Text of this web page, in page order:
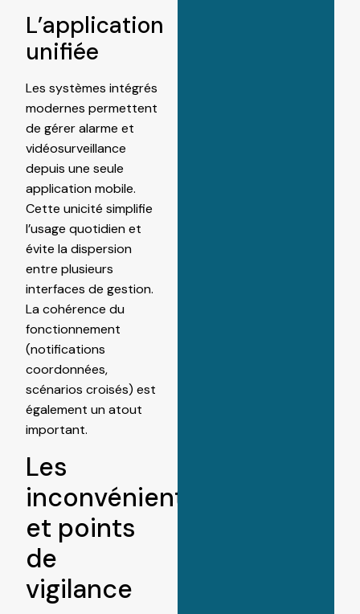
L’application
unifiée
Les systèmes intégrés
modernes permettent
de gérer alarme et
vidéosurveillance
depuis une seule
application mobile.
Cette unicité simplifie
l’usage quotidien et
évite la dispersion
entre plusieurs
interfaces de gestion.
La cohérence du
fonctionnement
(notifications
coordonnées,
scénarios croisés) est
également un atout
important.
Les
inconvénients
et points
de
vigilance